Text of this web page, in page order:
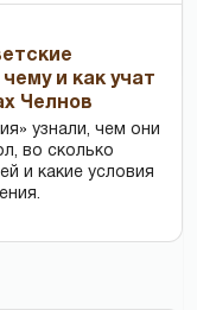
и как учат
Челнов
узнали, чем они
во сколько
и какие условия